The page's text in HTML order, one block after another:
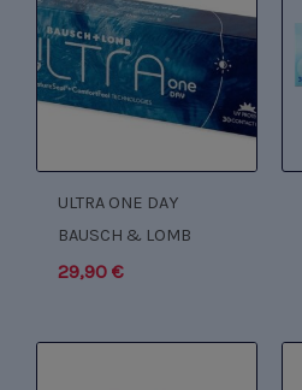
ULTRA ONE DAY
BAUSCH & LOMB
29,90 €